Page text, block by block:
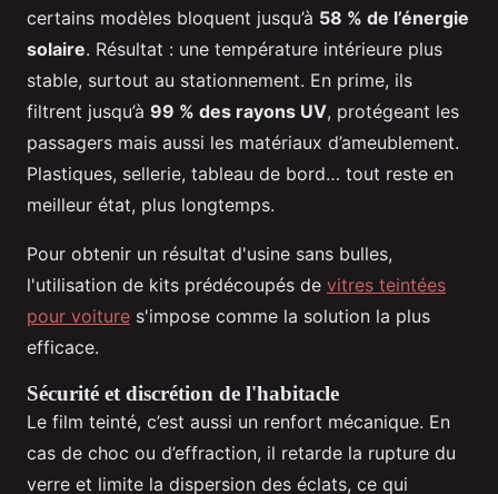
certains modèles bloquent jusqu’à 58 % de l’énergie
solaire. Résultat : une température intérieure plus
stable, surtout au stationnement. En prime, ils
filtrent jusqu’à 99 % des rayons UV, protégeant les
passagers mais aussi les matériaux d’ameublement.
Plastiques, sellerie, tableau de bord… tout reste en
meilleur état, plus longtemps.
Pour obtenir un résultat d'usine sans bulles,
l'utilisation de kits prédécoupés de vitres teintées
pour voiture s'impose comme la solution la plus
efficace.
Sécurité et discrétion de l'habitacle
Le film teinté, c’est aussi un renfort mécanique. En
cas de choc ou d’effraction, il retarde la rupture du
verre et limite la dispersion des éclats, ce qui